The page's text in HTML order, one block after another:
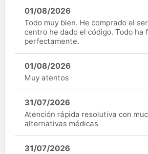
01/08/2026
Todo muy bien. He comprado el
centro he dado el código. Todo ha
perfectamente.
01/08/2026
Muy atentos
31/07/2026
Atención rápida resolutiva con
alternativas médicas
31/07/2026